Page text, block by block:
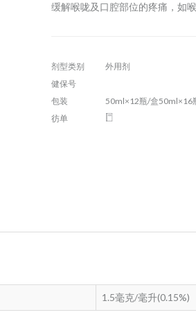
缓解喉咙及口腔部位的疼痛，如
剂型类别
外用剂
健保号
包装
50ml×12瓶/盒50ml×16
彷单
1.5毫克/毫升(0.15%)